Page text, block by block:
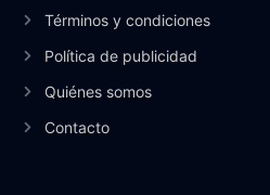
Términos y condiciones
Política de publicidad
Quiénes somos
Contacto